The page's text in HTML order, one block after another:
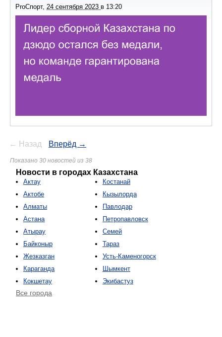
ProСпорт, 24 сентября 2023 в 13:20
← Назад Вперёд →
Показано 30 новостей из 38
Новости в городах Казахстана
Актау
Актобе
Алматы
Астана
Атырау
Байконыр
Жезказган
Караганда
Кокшетау
Костанай
Кызылорда
Павлодар
Петропавловск
Семей
Тараз
Усть-Каменогорск
Шымкент
Экибастуз
Все города